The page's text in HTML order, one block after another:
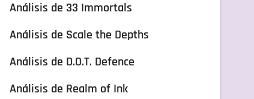
Análisis de 33 Immortals
Análisis de Scale the Depths
Análisis de D.O.T. Defence
Análisis de Realm of Ink